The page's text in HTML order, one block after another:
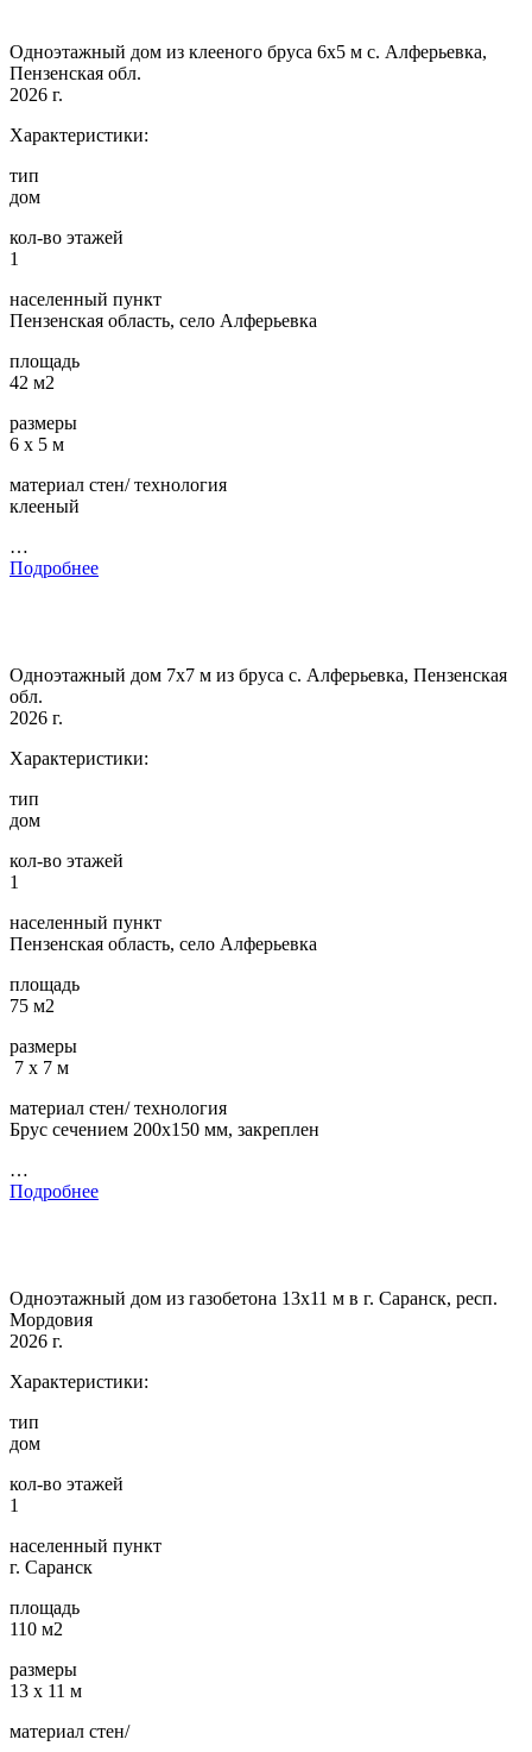
Одноэтажный дом из клееного бруса 6х5 м с. Алферьевка,
Пензенская обл.
2026 г.
Характеристики:
тип
дом
кол-во этажей
1
населенный пункт
Пензенская область, село Алферьевка
площадь
42 м2
размеры
6 х 5 м
материал стен/ технология
клееный
…
Подробнее
Одноэтажный дом 7х7 м из бруса с. Алферьевка, Пензенская
обл.
2026 г.
Характеристики:
тип
дом
кол-во этажей
1
населенный пункт
Пензенская область, село Алферьевка
площадь
75 м2
размеры
7 х 7 м
материал стен/ технология
Брус сечением 200х150 мм, закреплен
…
Подробнее
Одноэтажный дом из газобетона 13х11 м в г. Саранск, респ.
Мордовия
2026 г.
Характеристики:
тип
дом
кол-во этажей
1
населенный пункт
г. Саранск
площадь
110 м2
размеры
13 х 11 м
материал стен/